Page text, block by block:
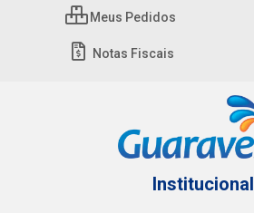
Meus Pedidos
Notas Fiscais
Institucional